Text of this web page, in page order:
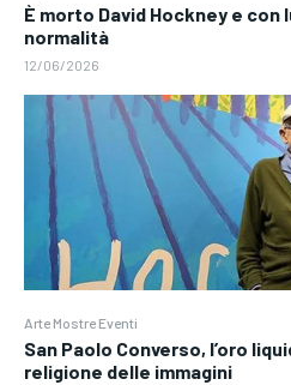
È morto David Hockney e con
normalità
12/06/2026
Arte Mostre Eventi
San Paolo Converso, l’oro
religione delle immagini